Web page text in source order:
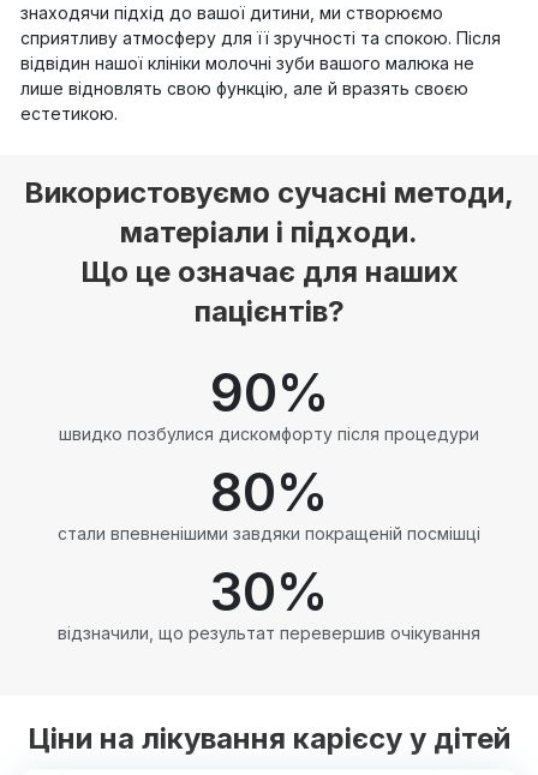
знаходячи підхід до вашої дитини, ми створюємо
сприятливу атмосферу для її зручності та спокою. Після
відвідин нашої клініки молочні зуби вашого малюка не
лише відновлять свою функцію, але й вразять своєю
естетикою.
Використовуємо сучасні методи,
матеріали і підходи.
Що це означає для наших
пацієнтів?
швидко позбулися дискомфорту після процедури
90%
стали впевненішими завдяки покращеній посмішці
80%
відзначили, що результат перевершив очікування
30%
Ціни на лікування карієсу у дітей